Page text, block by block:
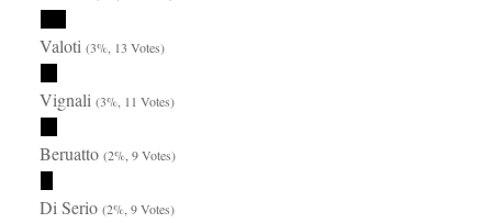
Valoti(3%, 13 Votes)
Vignali(3%, 11 Votes)
Beruatto(2%, 9 Votes)
Di Serio(2%, 9 Votes)